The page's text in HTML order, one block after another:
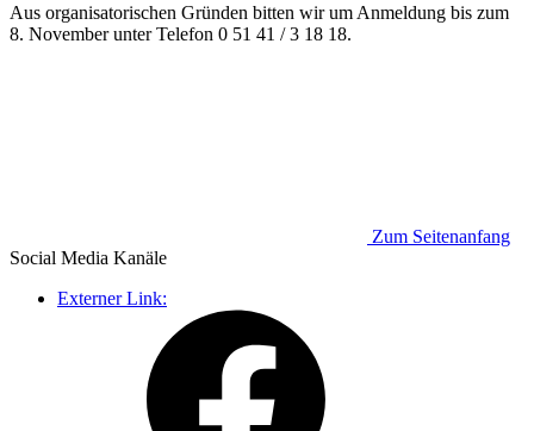
Aus organisatorischen Gründen bitten wir um Anmeldung bis zum
8. November unter Telefon 0 51 41 / 3 18 18.
Zum Seitenanfang
Social Media Kanäle
Externer Link: